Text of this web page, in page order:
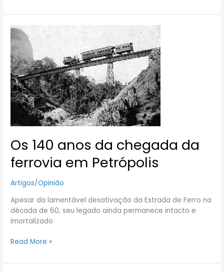
Os 140 anos da chegada da
ferrovia em Petrópolis
Artigos/Opinião
Apesar da lamentável desativação da Estrada de Ferro na
década de 60, seu legado ainda permanece intacto e
imortalizado
Os
140
anos
da
chegada
da
ferrovia
em
Petrópolis
Read More »